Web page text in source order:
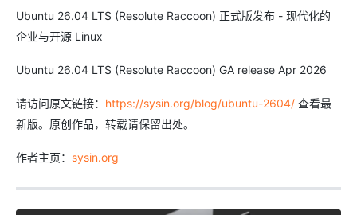
Ubuntu 26.04 LTS (Resolute Raccoon) 正式版发布 - 现代化的
企业与开源 Linux
Ubuntu 26.04 LTS (Resolute Raccoon) GA release Apr 2026
请访问原文链接： https://sysin.org/blog/ubuntu-2604/ 查看最
新版。原创作品，转载请保留出处。
作者主页： sysin.org